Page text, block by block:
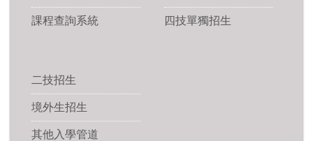
課程查詢系統 四技單獨招生
二技招生
境外生招生
其他入學管道